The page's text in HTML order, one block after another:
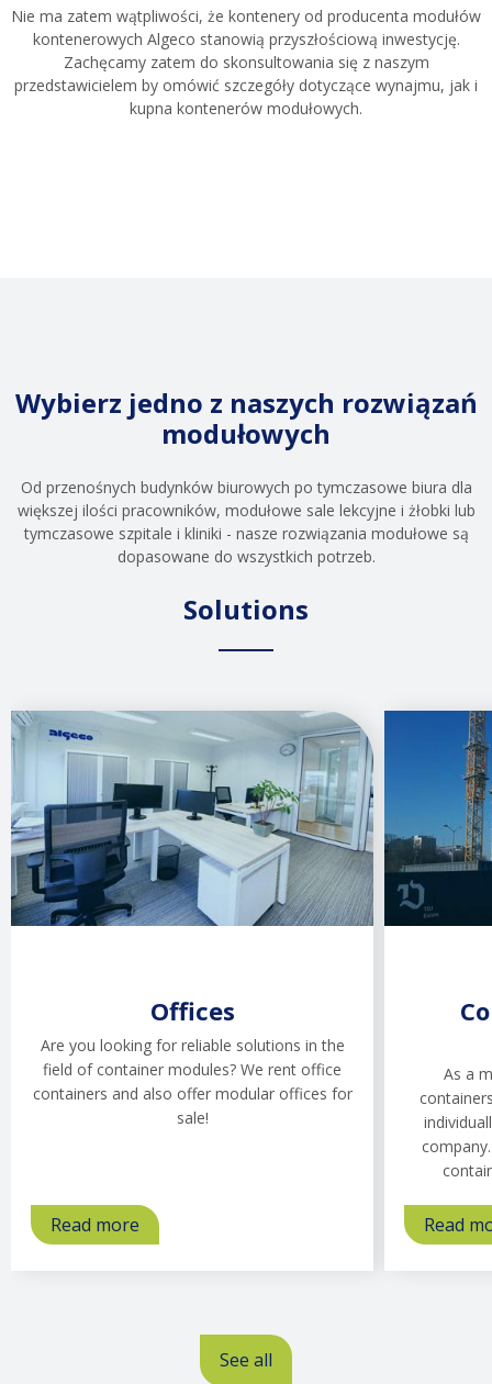
Nie ma zatem wątpliwości, że kontenery od producenta modułów
kontenerowych Algeco stanowią przyszłościową inwestycję.
Zachęcamy zatem do skonsultowania się z naszym
przedstawicielem by omówić szczegóły dotyczące wynajmu, jak i
kupna kontenerów modułowych.
Wybierz jedno z naszych rozwiązań
modułowych
Od przenośnych budynków biurowych po tymczasowe biura dla
większej ilości pracowników, modułowe sale lekcyjne i żłobki lub
tymczasowe szpitale i kliniki - nasze rozwiązania modułowe są
dopasowane do wszystkich potrzeb.
Solutions
Offices
Are you looking for reliable solutions in the
field of container modules? We rent office
containers and also offer modular offices for
sale!
Read more about
Offices
As a
Read
See all